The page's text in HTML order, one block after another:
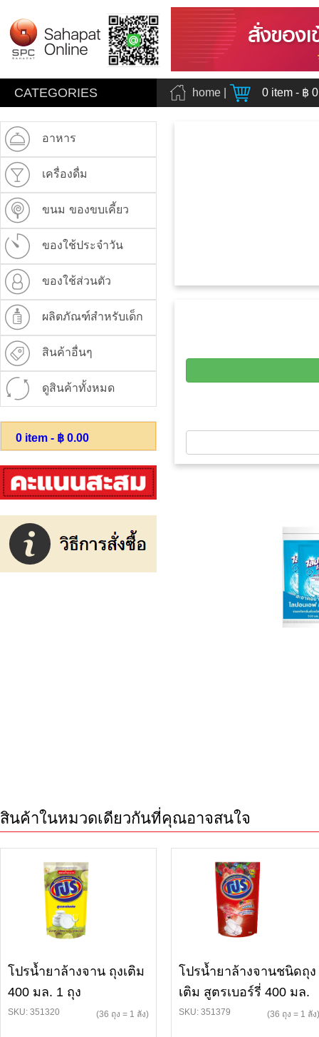
CATEGORIES home 0 item - ฿
อาหาร
เครื่องดื่ม
ขนม ของขบเคี้ยว
ของใช้ประจำวัน
ของใช้ส่วนตัว
ผลิตภัณฑ์สำหรับเด็ก
สินค้าอื่นๆ
ดูสินค้าทั้งหมด
0 item - ฿ 0.00
สินค้าในหมวดเดียวกันที่คุณอาจสนใจ
โปรน้ำยาล้างจาน ถุงเติม
400 มล. 1 ถุง
SKU: 351320 (36 ถุง = 1 ลัง)
โปรน้ำยาล้างจานชนิดถุง
เติม สูตรเบอร์รี่ 400 มล.
SKU: 351379 (36 ถุง = 1 ลัง)